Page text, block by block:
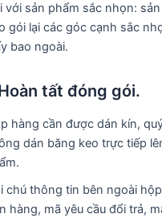
với sản phẩm sắc nhọn:
gói lại các góc cạnh sắc
bao ngoài.
tất đóng gói.
hàng cần được dán kín,
dán băng keo trực tiếp
chú thông tin bên ngoài
hàng, mã yêu cầu đổi trả,